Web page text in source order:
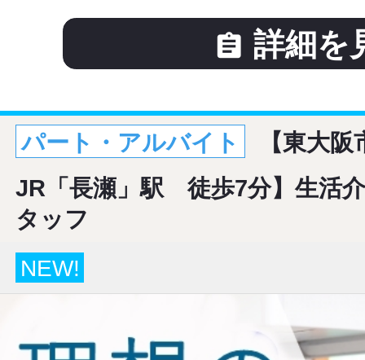
 詳細を
パート・アルバイト
【東大
JR「長瀬」駅 徒歩7分】生活
タッフ
NEW!